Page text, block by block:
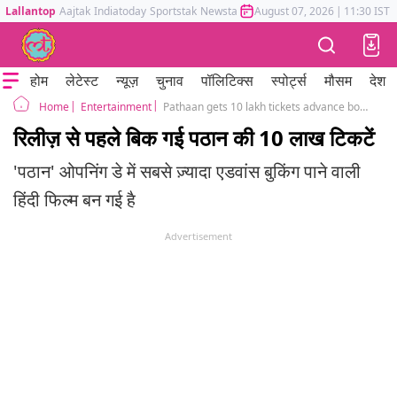
Lallantop Aajtak Indiatoday Sportstak Newstak Mumbai Tak Astrotak
August 07, 2026 | 11:30 IST
होम लेटेस्ट न्यूज़ चुनाव पॉलिटिक्स स्पोर्ट्स मौसम देश
Home Entertainment Pathaan gets 10 lakh tickets advance booking before its release
रिलीज़ से पहले बिक गई पठान की 10 लाख टिकटें
'पठान' ओपनिंग डे में सबसे ज़्यादा एडवांस बुकिंग पाने वाली
हिंदी फिल्म बन गई है
Advertisement